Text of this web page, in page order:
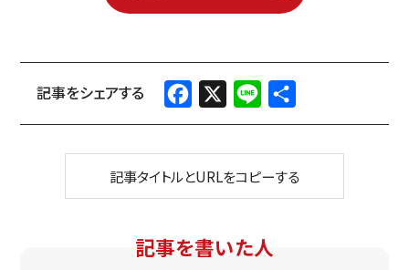
Facebook
X Line
記事タイトルとURLをコピーする
記事を書いた人